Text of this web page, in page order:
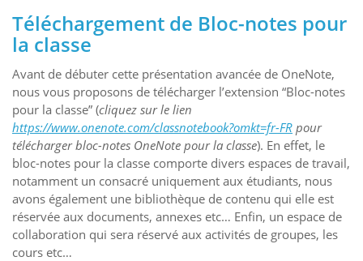
Téléchargement de Bloc-notes pour
la classe
Avant de débuter cette présentation avancée de OneNote,
nous vous proposons de télécharger l’extension “Bloc-notes
pour la classe” (cliquez sur le lien
https://www.onenote.com/classnotebook?omkt=fr-FR pour
télécharger bloc-notes OneNote pour la classe). En effet, le
bloc-notes pour la classe comporte divers espaces de travail,
notamment un consacré uniquement aux étudiants, nous
avons également une bibliothèque de contenu qui elle est
réservée aux documents, annexes etc… Enfin, un espace de
collaboration qui sera réservé aux activités de groupes, les
cours etc…